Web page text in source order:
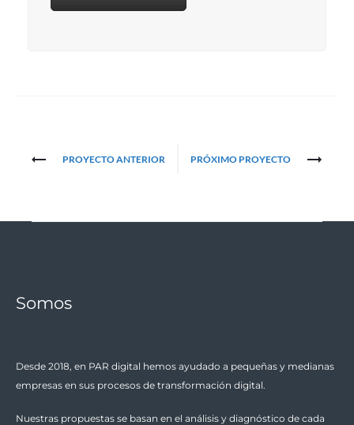
Project
PROYECTO ANTERIOR PRÓXIMO PROYECTO
Somos
Desde 2018, en PAR digital hemos ayudado a pequeñas y medianas
empresas en sus procesos de transformación digital.
Nuestras propuestas se basan en el análisis y diagnóstico de cada